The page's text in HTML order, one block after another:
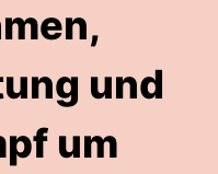
und
um